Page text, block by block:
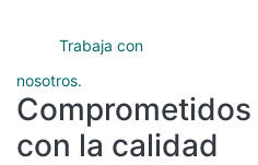
Trabaja con
nosotros.
Comprometidos
con la calidad